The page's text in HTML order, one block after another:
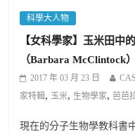
科學大人物
【女科學家】玉米田
（Barbara McClintock）
2017 年 03 月 23 日
家特輯, 玉米, 生物學家,芭芭
現在的分子生物學教科書